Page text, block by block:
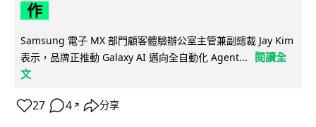
作
Samsung 電子 MX 部門顧客體驗辦公室主管兼副總裁 Jay Kim
表示，品牌正推動 Galaxy AI 邁向全自動化 Agent...
閱讀全
文
27 4 ↗ 分享